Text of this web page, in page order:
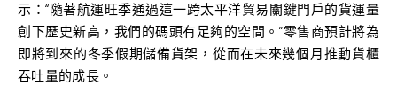
示：“隨著航運旺季通過這一跨太平洋貿易關鍵門戶的貨運量
創下歷史新高，我們的碼頭有足夠的空間。”零售商預計將為
即將到來的冬季假期儲備貨架，從而在未來幾個月推動貨櫃
吞吐量的成長。